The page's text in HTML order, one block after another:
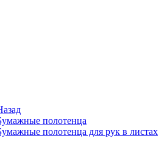
полотенца
полотенца для рук в листах